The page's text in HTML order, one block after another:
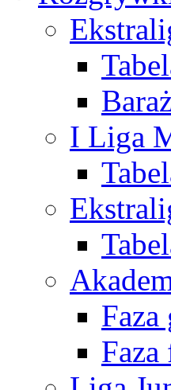
I Liga
Faza
Faza